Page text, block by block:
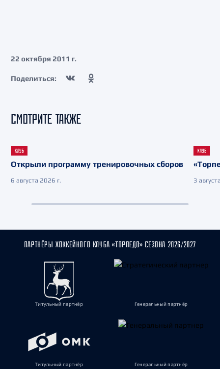
22 октября 2011 г.
Поделиться:
СМОТРИТЕ ТАКЖЕ
КЛУБ
Открыли программу тренировочных сборов
6 августа 2026 г.
КЛУБ
3
ПАРТНЁРЫ ХОККЕЙНОГО КЛУБА «ТОРПЕДО» СЕЗОНА 2026/2027
Титульный партнёр Генеральный партнёр
Титульный партнёр Генеральный партнёр